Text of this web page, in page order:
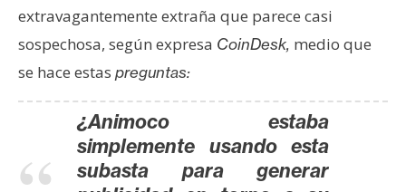
C
extravagantemente extraña que parece casi
sospechosa, según expresa CoinDesk, medio que
se hace estas preguntas:
¿Animoco estaba
simplemente usando esta
subasta para generar